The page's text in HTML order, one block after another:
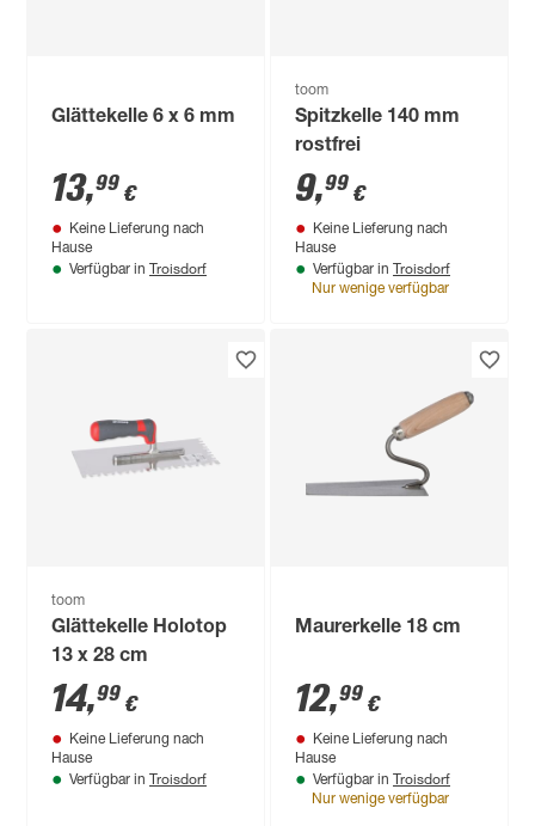
Glättekelle 6 x 6 mm
13,99 €
Keine Lieferung nach
Hause
Verfügbar in Troisdorf
toom
Spitzkelle 140 mm
rostfrei
9,99 €
Keine Lieferung nach
Hause
Verfügbar in Troisdorf
Nur wenige verfügbar
toom
Glättekelle Holotop
13 x 28 cm
14,99 €
Keine Lieferung nach
Hause
Verfügbar in Troisdorf
Maurerkelle 18 cm
12,99 €
Keine Lieferung nach
Hause
Verfügbar in Troisdorf
Nur wenige verfügbar